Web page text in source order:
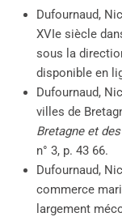
Dufournaud,
XVIe siècle
sous la
disponible en
Dufournaud,
villes de
Bretagne et
n° 3, p. 43 66.
Dufournaud,
commerce
largement